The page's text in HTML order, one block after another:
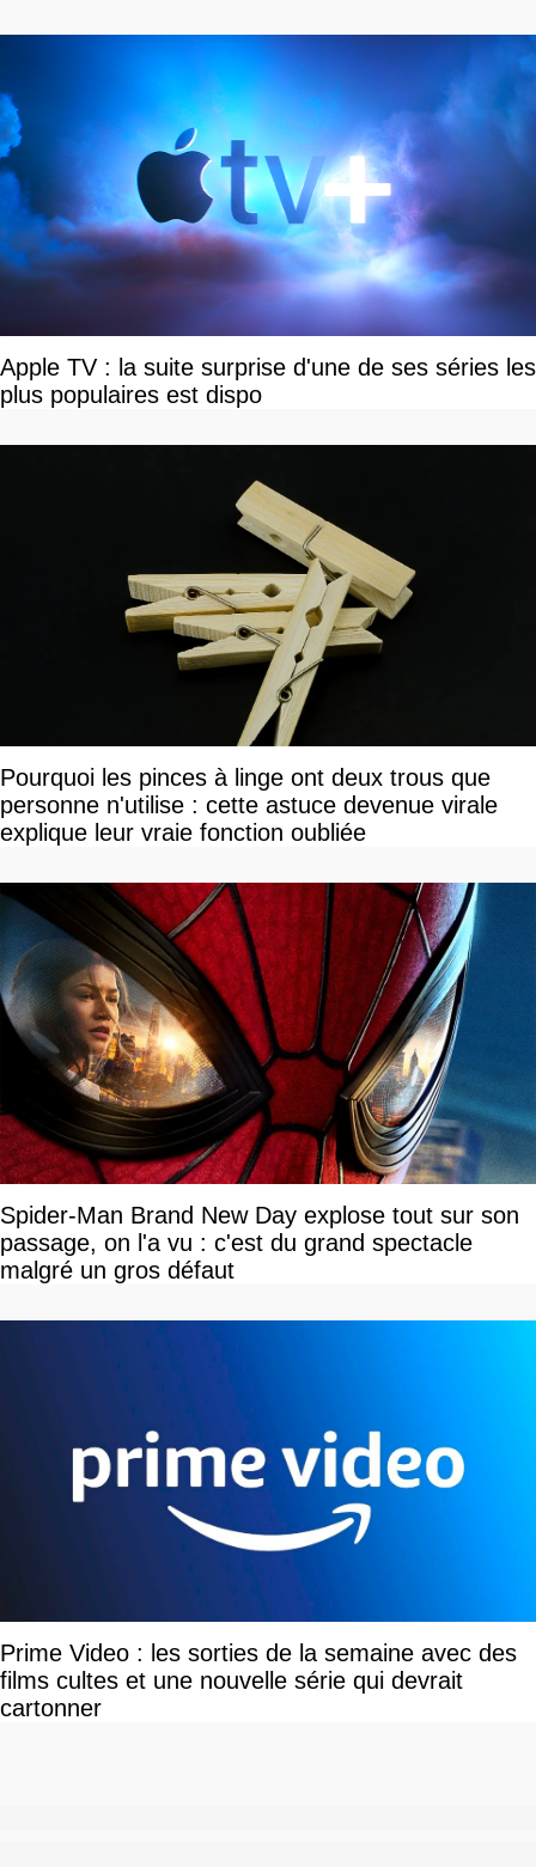
Apple TV : la suite surprise d'une de ses séries les
plus populaires est dispo
Pourquoi les pinces à linge ont deux trous que
personne n'utilise : cette astuce devenue virale
explique leur vraie fonction oubliée
Spider-Man Brand New Day explose tout sur son
passage, on l'a vu : c'est du grand spectacle
malgré un gros défaut
Prime Video : les sorties de la semaine avec des
films cultes et une nouvelle série qui devrait
cartonner